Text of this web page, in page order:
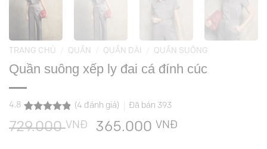
TRANG CHỦ QUẦN QUẦN DÀI QUẦN SUÔNG
Quần suông xếp ly đai cá đính cúc
4.8
4.8
trên 5
dựa trên
4
(4 đánh giá) Đã bán 393
729.000VNĐ
Giá
365.000 VNĐ